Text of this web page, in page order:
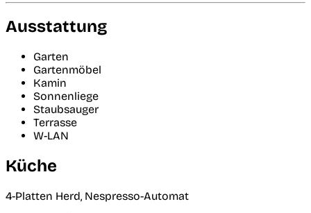
Ausstattung
Garten
Gartenmöbel
Kamin
Sonnenliege
Staubsauger
Terrasse
W-LAN
Küche
4-Platten Herd, Nespresso-Automat